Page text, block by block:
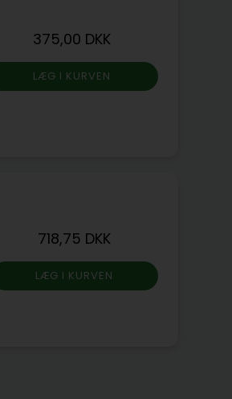
375,00 DKK
718,75 DKK